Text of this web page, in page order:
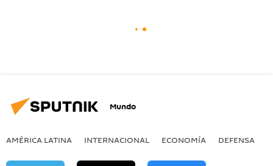
Mundo
AMÉRICA LATINA INTERNACIONAL ECONOMÍA DEFENSA